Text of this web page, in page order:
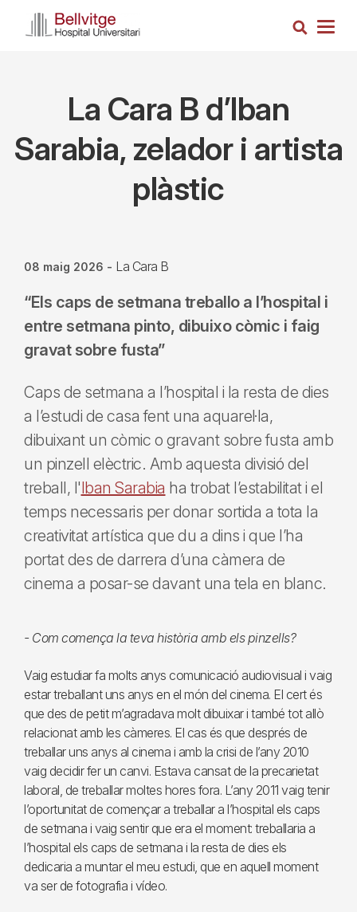
Cerca
La Cara B d’Iban
Sarabia, zelador i artista
plàstic
08 maig 2026 - La Cara B
“Els caps de setmana treballo a l’hospital i
entre setmana pinto, dibuixo còmic i faig
gravat sobre fusta”
Caps de setmana a l’hospital i la resta de dies
a l’estudi de casa fent una aquarel·la,
dibuixant un còmic o gravant sobre fusta amb
un pinzell elèctric. Amb aquesta divisió del
treball, l'Iban Sarabia ha trobat l’estabilitat i el
temps necessaris per donar sortida a tota la
creativitat artística que du a dins i que l’ha
portat des de darrera d’una càmera de
cinema a posar-se davant una tela en blanc.
- Com comença la teva història amb els pinzells?
Vaig estudiar fa molts anys comunicació audiovisual i vaig
estar treballant uns anys en el món del cinema. El cert és
que des de petit m’agradava molt dibuixar i també tot allò
relacionat amb les càmeres. El cas és que després de
treballar uns anys al cinema i amb la crisi de l’any 2010
vaig decidir fer un canvi. Estava cansat de la precarietat
laboral, de treballar moltes hores fora. L’any 2011 vaig tenir
l’oportunitat de començar a treballar a l’hospital els caps
de setmana i vaig sentir que era el moment: treballaria a
l’hospital els caps de setmana i la resta de dies els
dedicaria a muntar el meu estudi, que en aquell moment
va ser de fotografia i vídeo.